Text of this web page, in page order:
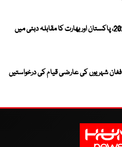
ویمنز ایشیا کپ 2026، پاکستان اور بھارت کا مقابلہ دبئی میں
شہریوں کی عارضی قیام کی درخواستیں